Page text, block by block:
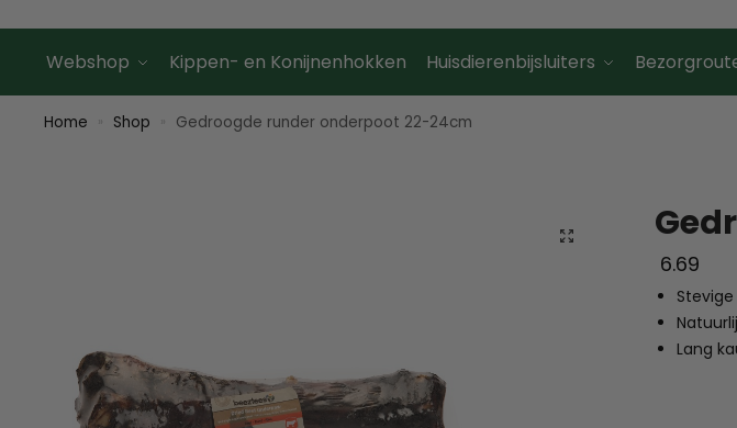
Webshop Kippen- en Konijnenhokken Huisdierenbijsluiters
Home Shop Gedroogde runder onderpoot 22-24cm
6.69
Lang